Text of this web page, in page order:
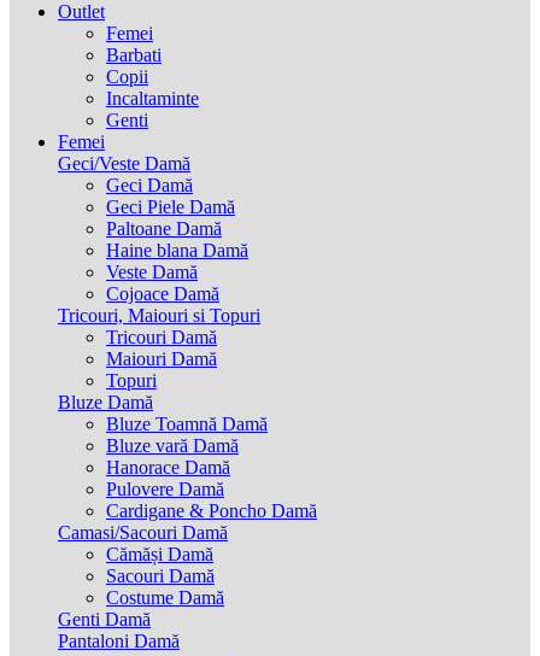
Outlet
Femei
Barbati
Copii
Incaltaminte
Genti
Femei
Geci/Veste Damă
Geci Damă
Geci Piele Damă
Paltoane Damă
Haine blana Damă
Veste Damă
Cojoace Damă
Tricouri, Maiouri si Topuri
Tricouri Damă
Maiouri Damă
Topuri
Bluze Damă
Bluze Toamnă Damă
Bluze vară Damă
Hanorace Damă
Pulovere Damă
Cardigane & Poncho Damă
Camasi/Sacouri Damă
Cămăși Damă
Sacouri Damă
Costume Damă
Genti Damă
Pantaloni Damă